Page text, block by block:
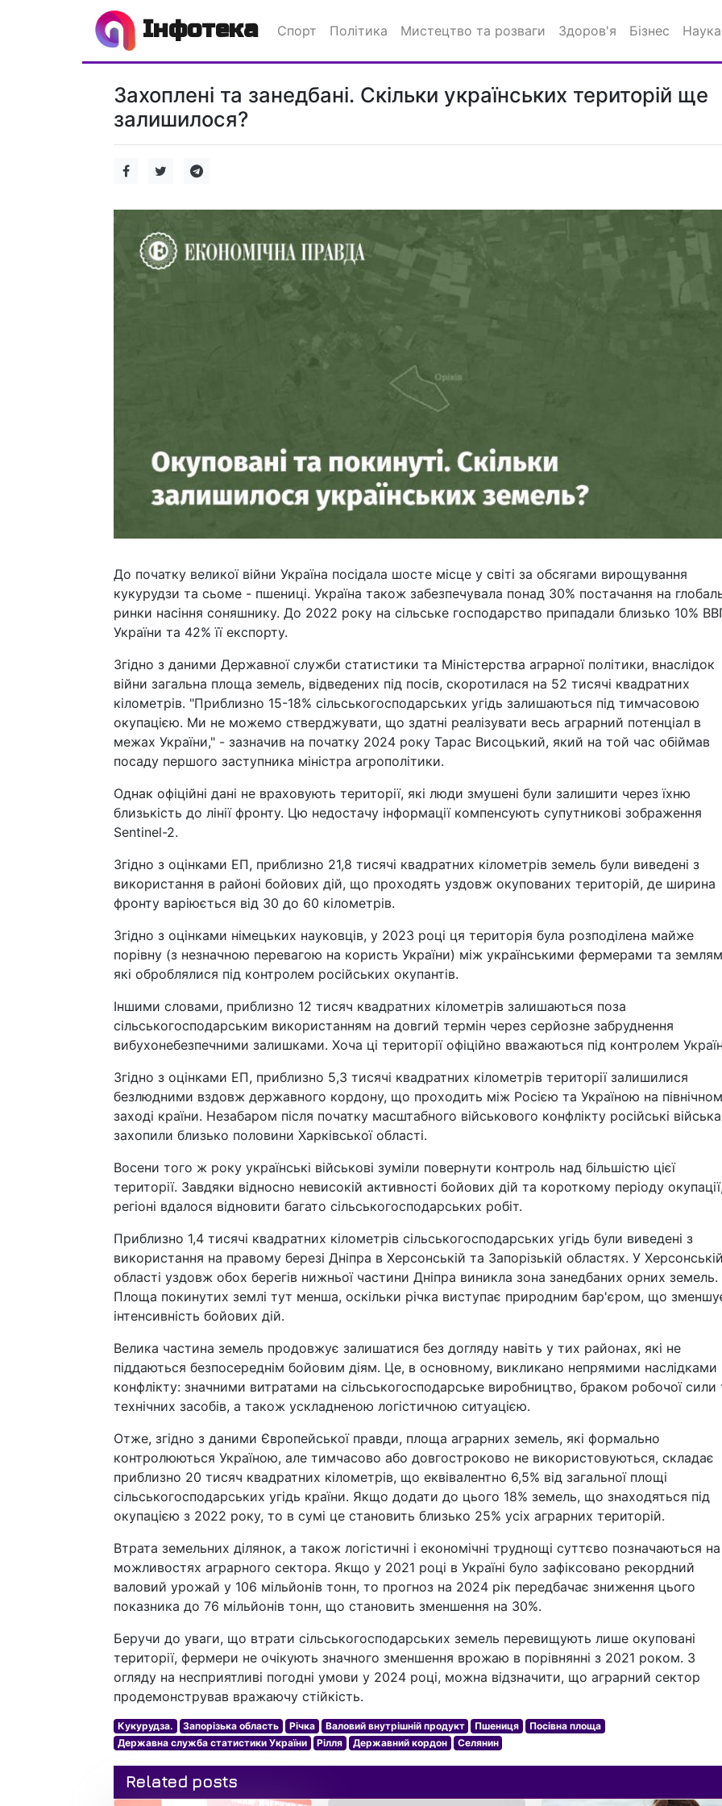
Інфотека Спорт Політика Мистецтво та розваги Здоров'я Бізнес Наука
Захоплені та занедбані. Скільки українських територій ще
залишилося?
До початку великої війни Україна посідала шосте місце у світі за обсягами вирощування
кукурудзи та сьоме - пшениці. Україна також забезпечувала понад 30% постачання на
ринки насіння соняшнику. До 2022 року на сільське господарство припадали близько 10%
України та 42% її експорту.
Згідно з даними Державної служби статистики та Міністерства аграрної політики, внаслідок
війни загальна площа земель, відведених під посів, скоротилася на 52 тисячі квадратних
кілометрів. "Приблизно 15-18% сільськогосподарських угідь залишаються під тимчасовою
окупацією. Ми не можемо стверджувати, що здатні реалізувати весь аграрний потенціал в
межах України," - зазначив на початку 2024 року Тарас Висоцький, який на той час обіймав
посаду першого заступника міністра агрополітики.
Однак офіційні дані не враховують території, які люди змушені були залишити через їхню
близькість до лінії фронту. Цю недостачу інформації компенсують супутникові зображення
Sentinel-2.
Згідно з оцінками ЕП, приблизно 21,8 тисячі квадратних кілометрів земель були виведені з
використання в районі бойових дій, що проходять уздовж окупованих територій, де ширина
фронту варіюється від 30 до 60 кілометрів.
Згідно з оцінками німецьких науковців, у 2023 році ця територія була розподілена майже
порівну (з незначною перевагою на користь України) між українськими фермерами та
які оброблялися під контролем російських окупантів.
Іншими словами, приблизно 12 тисяч квадратних кілометрів залишаються поза
сільськогосподарським використанням на довгий термін через серйозне забруднення
вибухонебезпечними залишками. Хоча ці території офіційно вважаються під контролем
Згідно з оцінками ЕП, приблизно 5,3 тисячі квадратних кілометрів території залишилися
безлюдними вздовж державного кордону, що проходить між Росією та Україною на
заході країни. Незабаром після початку масштабного військового конфлікту російські війська
захопили близько половини Харківської області.
Восени того ж року українські військові зуміли повернути контроль над більшістю цієї
території. Завдяки відносно невисокій активності бойових дій та короткому періоду
регіоні вдалося відновити багато сільськогосподарських робіт.
Приблизно 1,4 тисячі квадратних кілометрів сільськогосподарських угідь були виведені з
використання на правому березі Дніпра в Херсонській та Запорізькій областях. У Херсонській
області уздовж обох берегів нижньої частини Дніпра виникла зона занедбаних орних земель.
Площа покинутих землі тут менша, оскільки річка виступає природним бар'єром, що
інтенсивність бойових дій.
Велика частина земель продовжує залишатися без догляду навіть у тих районах, які не
піддаються безпосереднім бойовим діям. Це, в основному, викликано непрямими наслідками
конфлікту: значними витратами на сільськогосподарське виробництво, браком робочої сили
технічних засобів, а також ускладненою логістичною ситуацією.
Отже, згідно з даними Європейської правди, площа аграрних земель, які формально
контролюються Україною, але тимчасово або довгостроково не використовуються, складає
приблизно 20 тисяч квадратних кілометрів, що еквівалентно 6,5% від загальної площі
сільськогосподарських угідь країни. Якщо додати до цього 18% земель, що знаходяться під
окупацією з 2022 року, то в сумі це становить близько 25% усіх аграрних територій.
Втрата земельних ділянок, а також логістичні і економічні труднощі суттєво позначаються на
можливостях аграрного сектора. Якщо у 2021 році в Україні було зафіксовано рекордний
валовий урожай у 106 мільйонів тонн, то прогноз на 2024 рік передбачає зниження цього
показника до 76 мільйонів тонн, що становить зменшення на 30%.
Беручи до уваги, що втрати сільськогосподарських земель перевищують лише окуповані
території, фермери не очікують значного зменшення врожаю в порівнянні з 2021 роком. З
огляду на несприятливі погодні умови у 2024 році, можна відзначити, що аграрний сектор
продемонстрував вражаючу стійкість.
Кукурудза. Запорізька область Річка Валовий внутрішній продукт Пшениця
Посівна площа
Державна служба статистики України
Рілля Державний кордон Селянин
Related posts